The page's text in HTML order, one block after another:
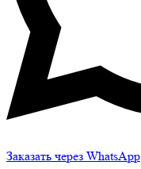
Заказать через WhatsApp